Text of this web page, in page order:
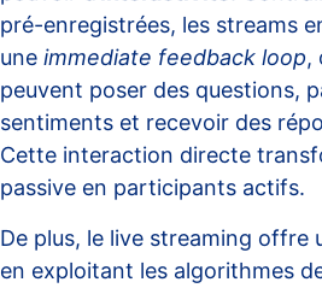
pré-enregistrées, les streams
une immediate feedback loop,
peuvent poser des questions,
sentiments et recevoir des
Cette interaction directe
passive en participants actifs.
De plus, le live streaming offre
en exploitant les algorithmes